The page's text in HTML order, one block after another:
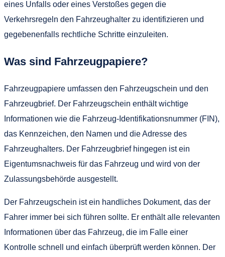
eines Unfalls oder eines Verstoßes gegen die
Verkehrsregeln den Fahrzeughalter zu identifizieren und
gegebenenfalls rechtliche Schritte einzuleiten.
Was sind Fahrzeugpapiere?
Fahrzeugpapiere umfassen den Fahrzeugschein und den
Fahrzeugbrief. Der Fahrzeugschein enthält wichtige
Informationen wie die Fahrzeug-Identifikationsnummer (FIN),
das Kennzeichen, den Namen und die Adresse des
Fahrzeughalters. Der Fahrzeugbrief hingegen ist ein
Eigentumsnachweis für das Fahrzeug und wird von der
Zulassungsbehörde ausgestellt.
Der Fahrzeugschein ist ein handliches Dokument, das der
Fahrer immer bei sich führen sollte. Er enthält alle relevanten
Informationen über das Fahrzeug, die im Falle einer
Kontrolle schnell und einfach überprüft werden können. Der